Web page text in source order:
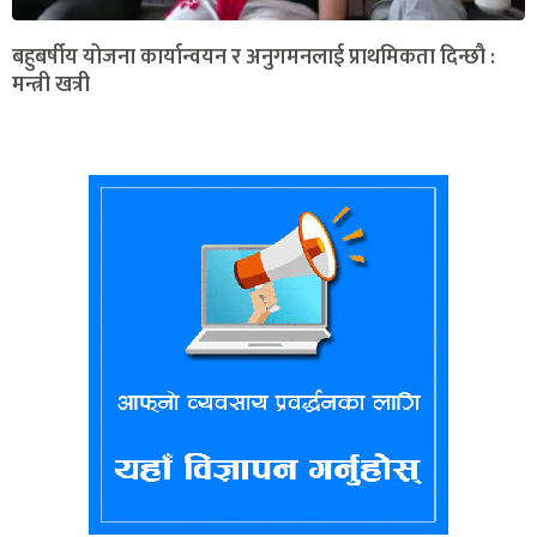
बहुबर्षीय योजना कार्यान्वयन र अनुगमनलाई प्राथमिकता दिन्छौ :
मन्त्री खत्री